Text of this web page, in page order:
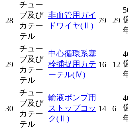
28
チュー
ブ及び
カテー
テル
非血管用ガイ
ドワイヤ(Ⅱ)
79 29
29
チュー
ブ及び
カテー
テル
中心循環系塞
栓捕捉用カテ
ーテル(Ⅳ)
16 12
30
チュー
ブ及び
カテー
テル
輸液ポンプ用
ストップコッ
ク(Ⅱ)
14 6